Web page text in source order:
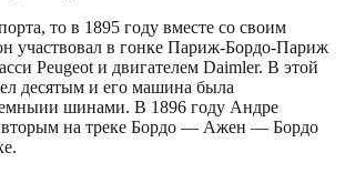
то в 1895 году вместе со своим
участвовал в гонке Париж-Бордо-Париж
Peugeot и двигателем Daimler. В этой
десятым и его машина была
шинами. В 1896 году Андре
на треке Бордо — Ажен — Бордо